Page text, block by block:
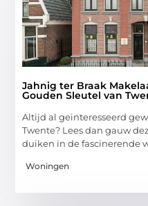
Jahnig ter Braak
Gouden Sleutel van
Altijd al geinteresseerd
Twente? Lees dan gauw
duiken in de fascinerende
Woningen